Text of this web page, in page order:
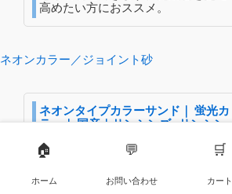
高めたい方におススメ。
ネオンカラー／ジョイント砂
ネオンタイプカラーサンド｜ 蛍光カ
ラー｜ 国産｜サンシンズ- サンシン
蛍光感のあるネオンタイプカラーサ
トに最適で、ボトル作品やサンドア
🏠
ホーム
💬
お問い合わせ
🛒
カート